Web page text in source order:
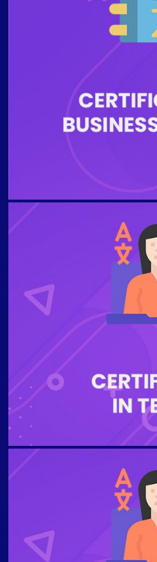
d'anglais les plus
programmes de certificat
idéaux pour les
langue principale et qui
en anglais des affaires
professionnel, aux
transactions et à
écrite. Les étudiants
professeurs d'anglais
hautement qualifiés
ENSEIGNER L'ANGLAIS À
cours de formation
informatif propose
l'apprenant de
spécifiques (ESP),
développement de
dans un domaine
spécifique, tel que la
et les
ENSEIGNER L'ANGLAIS
Apprenez à enseigner
et aux adolescents en
formations en ligne
stratégies pratiques, des